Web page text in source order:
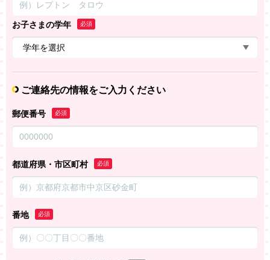
お子さまの学年 必須
ご連絡先の情報をご入力ください
郵便番号 必須
都道府県・市区町村 必須
番地 必須